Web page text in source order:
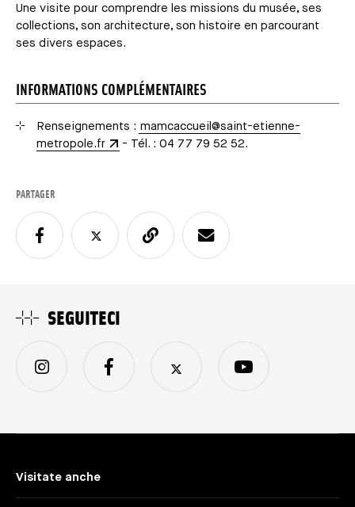
Une visite pour comprendre les missions du musée, ses
collections, son architecture, son histoire en parcourant
ses divers espaces.
INFORMATIONS COMPLÉMENTAIRES
Renseignements : mamcaccueil@saint-etienne-
metropole.fr
- Tél. : 04 77 79 52 52.
PARTAGER
Visitate anche
SEGUITECI